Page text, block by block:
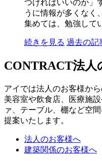
つければいいのか」
うに情報が多くなく
集めては、勉強して
続きを見る 過去の記
CONTRACT法人
アイでは法人のお客様か
美容室や飲食店、医療施
ァ、テーブル、棚など空
提案いたします。
法人のお客様へ
建築関係のお客様へ